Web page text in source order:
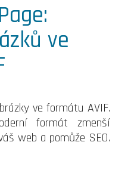
ve
ve formátu AVIF.
formát zmenší
web a pomůže SEO.